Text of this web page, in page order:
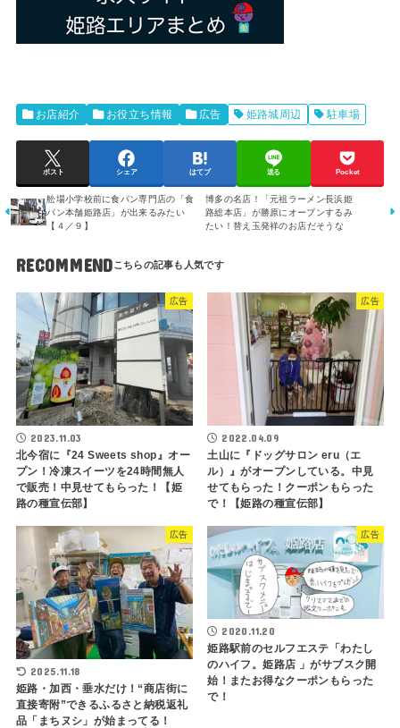
お店紹介 お役立ち情報 広告 姫路城周辺 駐車場
ポスト シェア はてブ 送る Pocket
舩場小学校前に食パン専門店の「食
パン本舗姫路店」が出来るみたい
【４／９】
博多の名店！「元祖ラーメン長浜姫
路総本店」が勝原にオープンするみ
たい！替え玉発祥のお店だそうな
RECOMMEND
広告
2023.11.03
北今宿に『24 Sweets shop』オー
プン！冷凍スイーツを24時間無人
で販売！中見せてもらった！【姫
路の種宣伝部】
広告
2022.04.09
土山に『ドッグサロン eru（エ
ル）』がオープンしている。中見
せてもらった！クーポンもらった
で！【姫路の種宣伝部】
広告
2025.11.18
姫路・加西・垂水だけ！“商店街に
直接寄附”できるふるさと納税返礼
品「まちヌシ」が始まってる！
広告
2020.11.20
姫路駅前のセルフエステ「わたし
のハイフ。姫路店 」がサブスク開
始！またお得なクーポンもらった
で！